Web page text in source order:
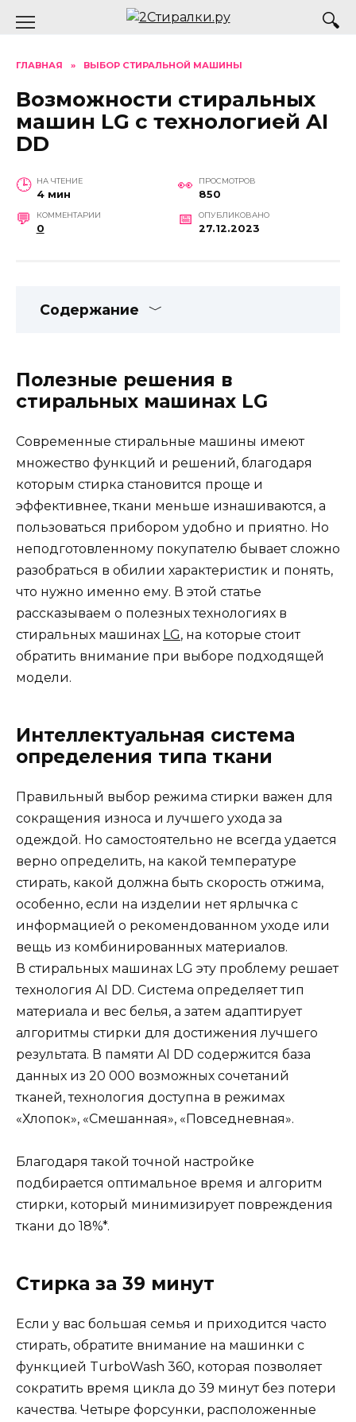
ГЛАВНАЯ » ВЫБОР СТИРАЛЬНОЙ МАШИНЫ
Возможности стиральных
машин LG с технологией AI
DD
НА ЧТЕНИЕ
4 мин
ПРОСМОТРОВ
850
КОММЕНТАРИИ
0
ОПУБЛИКОВАНО
27.12.2023
Содержание
Полезные решения в
стиральных машинах LG
Современные стиральные машины имеют
множество функций и решений, благодаря
которым стирка становится проще и
эффективнее, ткани меньше изнашиваются, а
пользоваться прибором удобно и приятно. Но
неподготовленному покупателю бывает сложно
разобраться в обилии характеристик и понять,
что нужно именно ему. В этой статье
рассказываем о полезных технологиях в
стиральных машинах LG, на которые стоит
обратить внимание при выборе подходящей
модели.
Интеллектуальная система
определения типа ткани
Правильный выбор режима стирки важен для
сокращения износа и лучшего ухода за
одеждой. Но самостоятельно не всегда удается
верно определить, на какой температуре
стирать, какой должна быть скорость отжима,
особенно, если на изделии нет ярлычка с
информацией о рекомендованном уходе или
вещь из комбинированных материалов.
В стиральных машинах LG эту проблему решает
технология AI DD. Система определяет тип
материала и вес белья, а затем адаптирует
алгоритмы стирки для достижения лучшего
результата. В памяти AI DD содержится база
данных из 20 000 возможных сочетаний
тканей, технология доступна в режимах
«Хлопок», «Смешанная», «Повседневная».
Благодаря такой точной настройке
подбирается оптимальное время и алгоритм
стирки, который минимизирует повреждения
ткани до 18%*.
Стирка за 39 минут
Если у вас большая семья и приходится часто
стирать, обратите внимание на машинки с
функцией TurboWash 360, которая позволяет
сократить время цикла до 39 минут без потери
качества. Четыре форсунки, расположенные